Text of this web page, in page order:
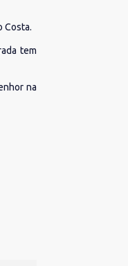
Costa.
tem
na